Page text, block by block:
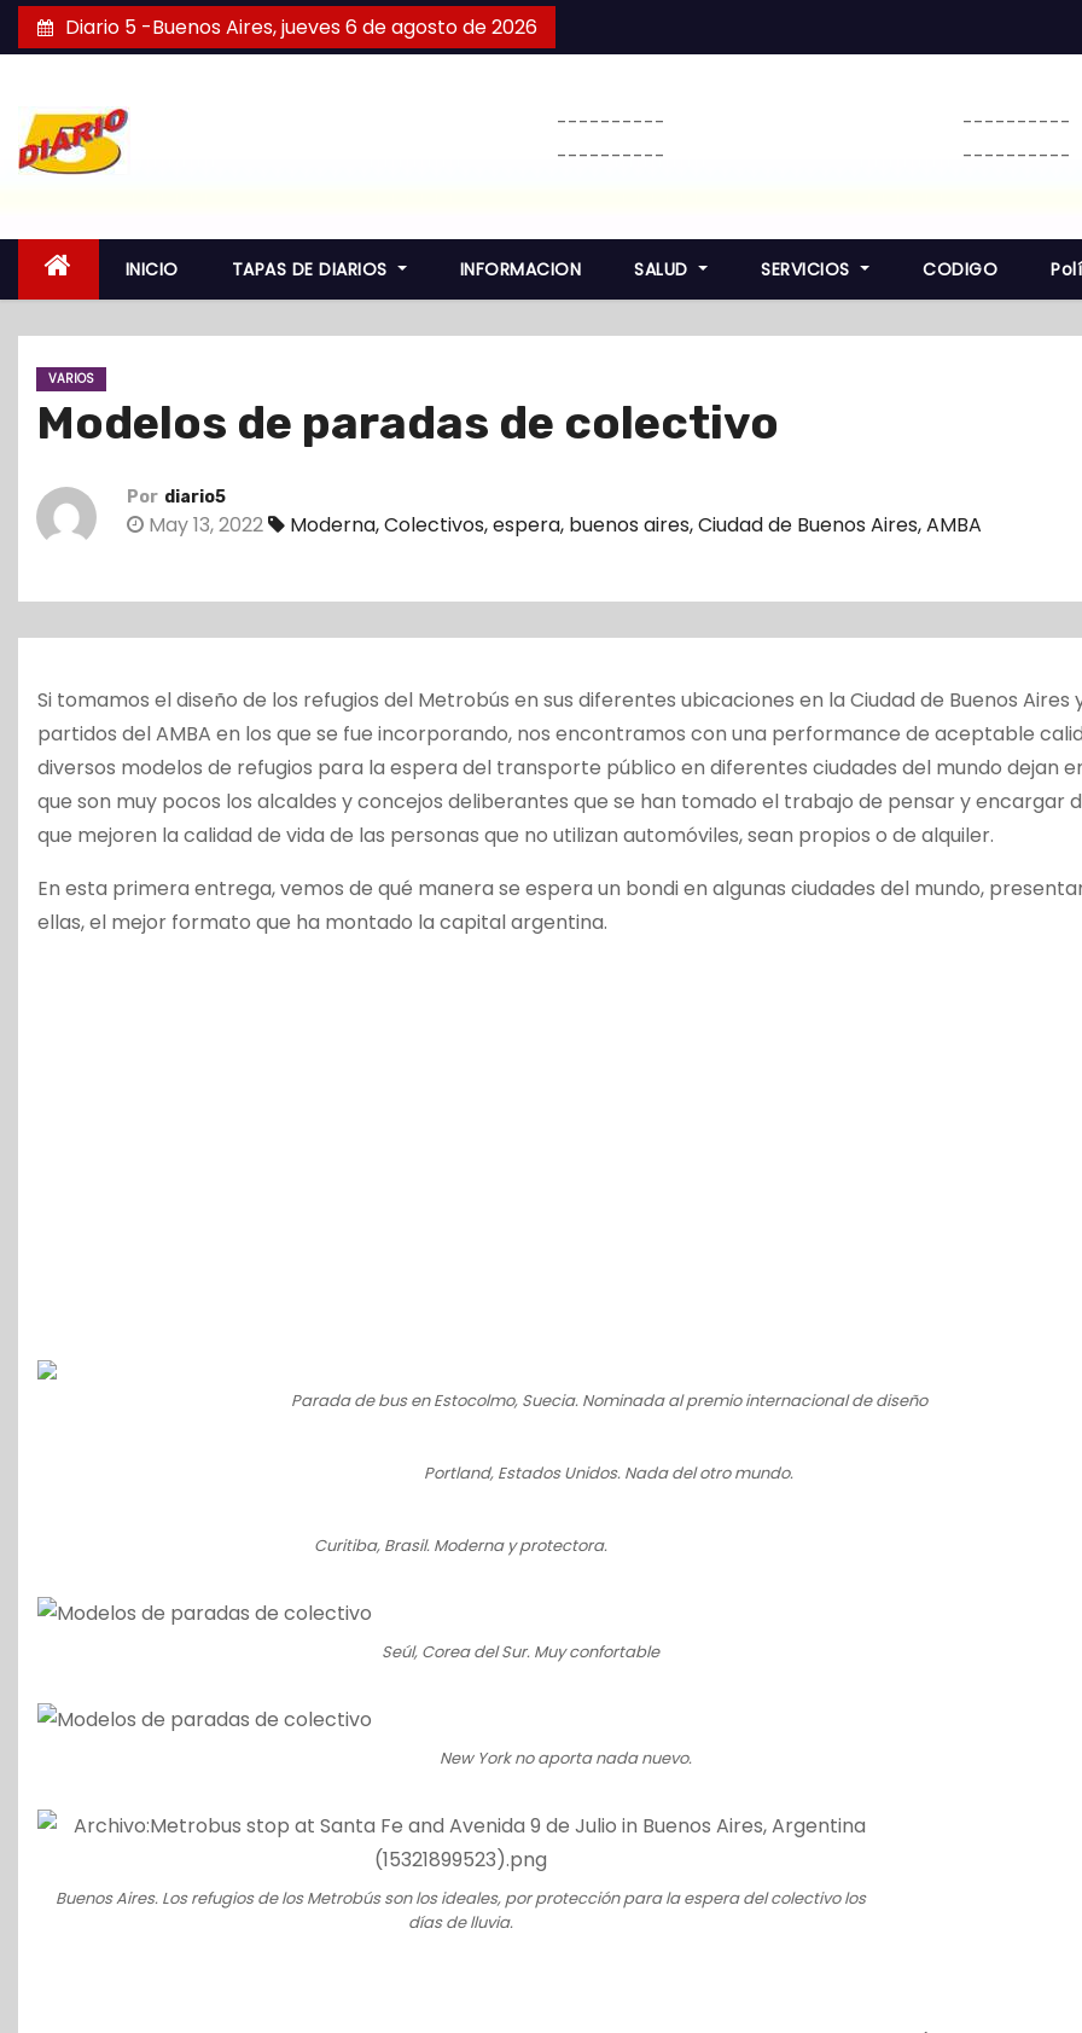
a
Diario 5 -Buenos Aires, jueves 6 de agosto de 2026
----------
----------
----------
----------
INICIO TAPAS DE DIARIOS INFORMACION SALUD SERVICIOS CODIGO
VARIOS
Modelos de paradas de colectivo
Por diario5
May 13, 2022 Moderna,Colectivos,espera, buenos aires,Ciudad de Buenos Aires,AMBA
Si tomamos el diseño de los refugios del Metrobús en sus diferentes ubicaciones en la Ciudad de Buenos Aires
partidos del AMBA en los que se fue incorporando, nos encontramos con una performance de aceptable
diversos modelos de refugios para la espera del transporte público en diferentes ciudades del mundo dejan
que son muy pocos los alcaldes y concejos deliberantes que se han tomado el trabajo de pensar y encargar
que mejoren la calidad de vida de las personas que no utilizan automóviles, sean propios o de alquiler.
En esta primera entrega, vemos de qué manera se espera un bondi en algunas ciudades del mundo,
ellas, el mejor formato que ha montado la capital argentina.
Parada de bus en Estocolmo, Suecia. Nominada al premio internacional de diseño
Portland, Estados Unidos. Nada del otro mundo.
Curitiba, Brasil. Moderna y protectora.
Seúl, Corea del Sur. Muy confortable
New York no aporta nada nuevo.
Buenos Aires. Los refugios de los Metrobús son los ideales, por protección para la espera del colectivo los
días de lluvia.